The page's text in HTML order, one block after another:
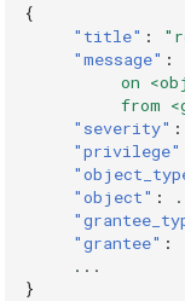
{
"title" :
"message" :
on
from
"severity" :
"privilege"
"object" :
"grantee" :
...
}